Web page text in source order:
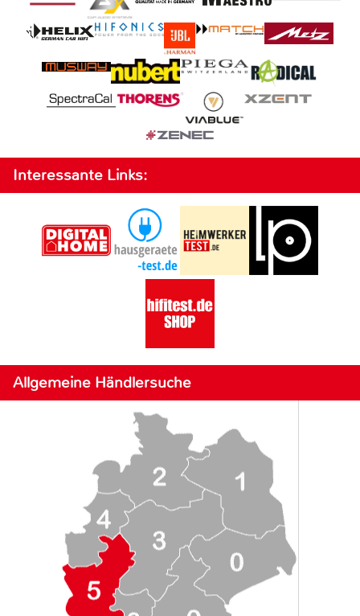
Interessante Links:
Allgemeine Händlersuche